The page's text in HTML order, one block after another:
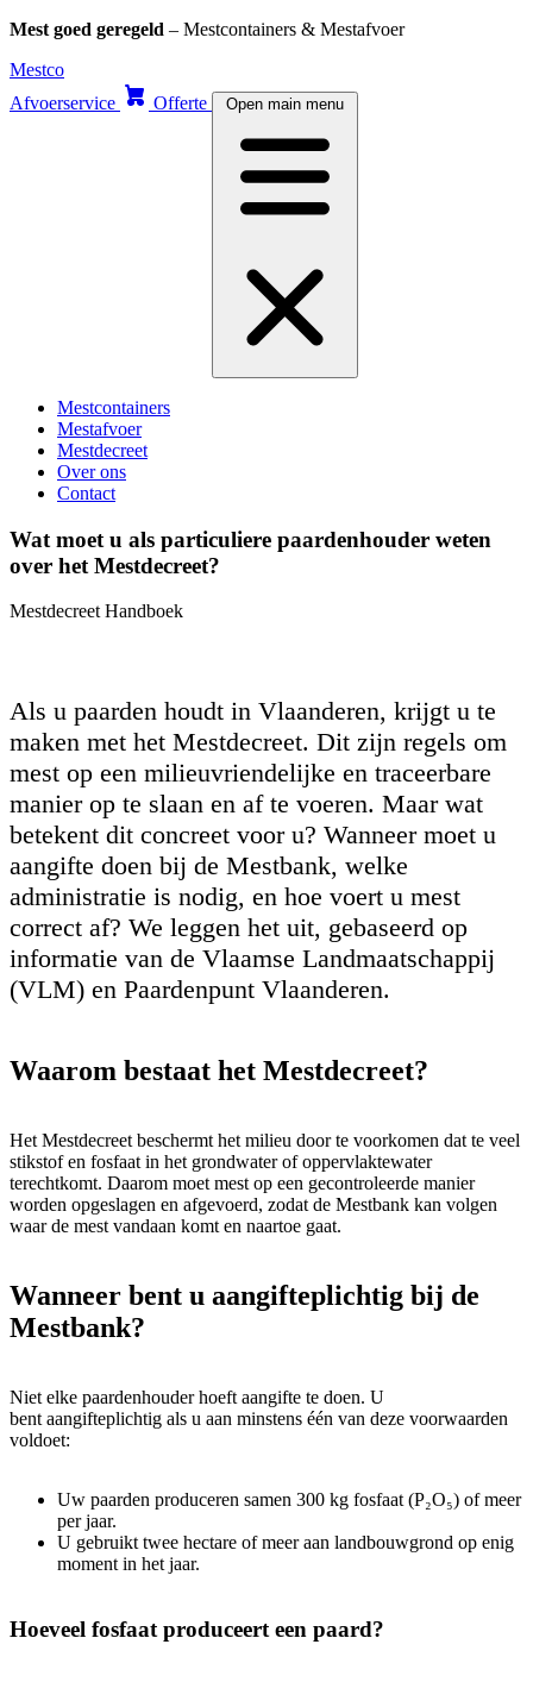
Mest goed geregeld – Mestcontainers & Mestafvoer
Skip
content
Mestco
Afvoerservice
Offerte Open main menu
Mestcontainers
Mestafvoer
Mestdecreet
Over ons
Contact
Wat moet u als particuliere paardenhouder weten
over het Mestdecreet?
Mestdecreet Handboek
Als u paarden houdt in Vlaanderen, krijgt u te
maken met het Mestdecreet. Dit zijn regels om
mest op een milieuvriendelijke en traceerbare
manier op te slaan en af te voeren. Maar wat
betekent dit concreet voor u? Wanneer moet u
aangifte doen bij de Mestbank, welke
administratie is nodig, en hoe voert u mest
correct af? We leggen het uit, gebaseerd op
informatie van de Vlaamse Landmaatschappij
(VLM) en Paardenpunt Vlaanderen.
Waarom bestaat het Mestdecreet?
Het Mestdecreet beschermt het milieu door te voorkomen dat te veel
stikstof en fosfaat in het grondwater of oppervlaktewater
terechtkomt. Daarom moet mest op een gecontroleerde manier
worden opgeslagen en afgevoerd, zodat de Mestbank kan volgen
waar de mest vandaan komt en naartoe gaat.
Wanneer bent u aangifteplichtig bij de
Mestbank?
Niet elke paardenhouder hoeft aangifte te doen. U
bent aangifteplichtig als u aan minstens één van deze voorwaarden
voldoet:
Uw paarden produceren samen 300 kg fosfaat (P₂O₅) of meer
per jaar.
U gebruikt twee hectare of meer aan landbouwgrond op enig
moment in het jaar.
Hoeveel fosfaat produceert een paard?